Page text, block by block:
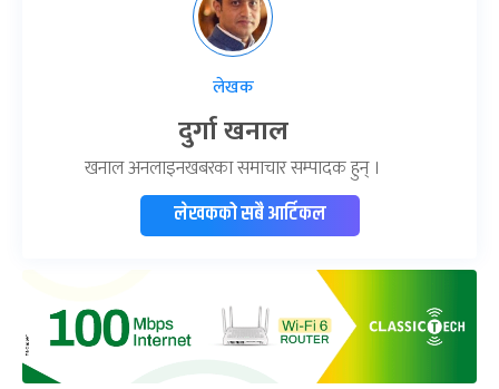
लेखक
दुर्गा खनाल
खनाल अनलाइनखबरका समाचार सम्पादक हुन् ।
लेखकको सबै आर्टिकल